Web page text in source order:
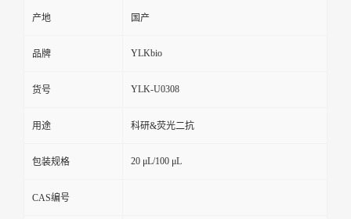
产地 国产
品牌 YLKbio
货号 YLK-U0308
用途 科研&荧光二抗
包装规格 20 μL/100 μL
CAS编号